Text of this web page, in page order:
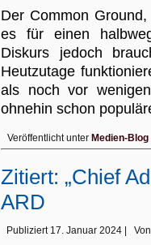
Der Common
es für einen
Diskurs jedoch
Heutzutage
als noch vor
ohnehin schon
Veröffentlicht unter Medien-Blog
Zitiert: „Chief
ARD
Publiziert 17. Januar 2024 Von